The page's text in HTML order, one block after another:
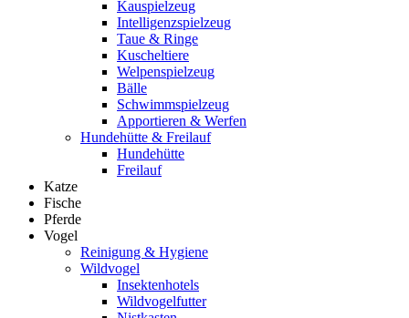
Kauspielzeug
Intelligenzspielzeug
Taue & Ringe
Kuscheltiere
Welpenspielzeug
Bälle
Schwimmspielzeug
Apportieren & Werfen
Hundehütte & Freilauf
Hundehütte
Freilauf
Katze
Fische
Pferde
Vogel
Reinigung & Hygiene
Wildvogel
Insektenhotels
Wildvogelfutter